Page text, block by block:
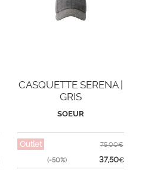
CASQUETTE SERENA |
GRIS
SOEUR
Outlet
(-50%)
75,00€
37,50€